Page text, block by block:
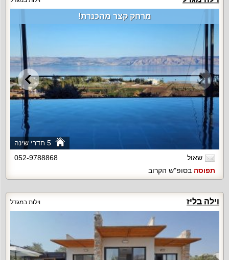
5 חדרי שינה
מרחק קצר מהכנרת!
שאול
052-9788868
תפוסה בסופ"ש הקרוב
וילה בליז וילות במגדל